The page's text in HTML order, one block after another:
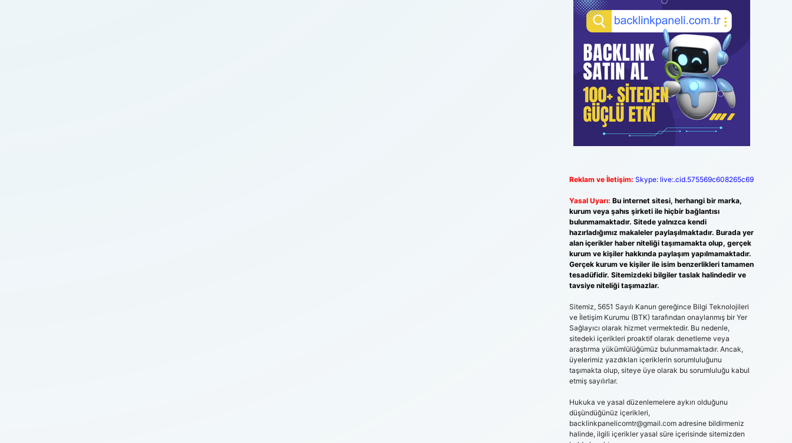
Reklam ve İletişim: Skype: live:.cid.575569c608265c69
Yasal Uyarı: Bu internet sitesi, herhangi bir marka,
kurum veya şahıs şirketi ile hiçbir bağlantısı
bulunmamaktadır. Sitede yalnızca kendi
hazırladığımız makaleler paylaşılmaktadır. Burada yer
alan içerikler haber niteliği taşımamakta olup, gerçek
kurum ve kişiler hakkında paylaşım yapılmamaktadır.
Gerçek kurum ve kişiler ile isim benzerlikleri tamamen
tesadüfidir. Sitemizdeki bilgiler taslak halindedir ve
tavsiye niteliği taşımazlar.
Sitemiz, 5651 Sayılı Kanun gereğince Bilgi Teknolojileri
ve İletişim Kurumu (BTK) tarafından onaylanmış bir Yer
Sağlayıcı olarak hizmet vermektedir. Bu nedenle,
sitedeki içerikleri proaktif olarak denetleme veya
araştırma yükümlülüğümüz bulunmamaktadır. Ancak,
üyelerimiz yazdıkları içeriklerin sorumluluğunu
taşımakta olup, siteye üye olarak bu sorumluluğu kabul
etmiş sayılırlar.
Hukuka ve yasal düzenlemelere aykırı olduğunu
düşündüğünüz içerikleri,
backlinkpanelicomtr@gmail.comadresine bildirmeniz
halinde, ilgili içerikler yasal süre içerisinde sitemizden